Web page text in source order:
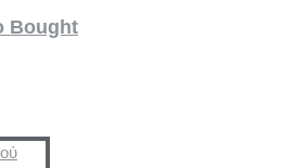
Bought